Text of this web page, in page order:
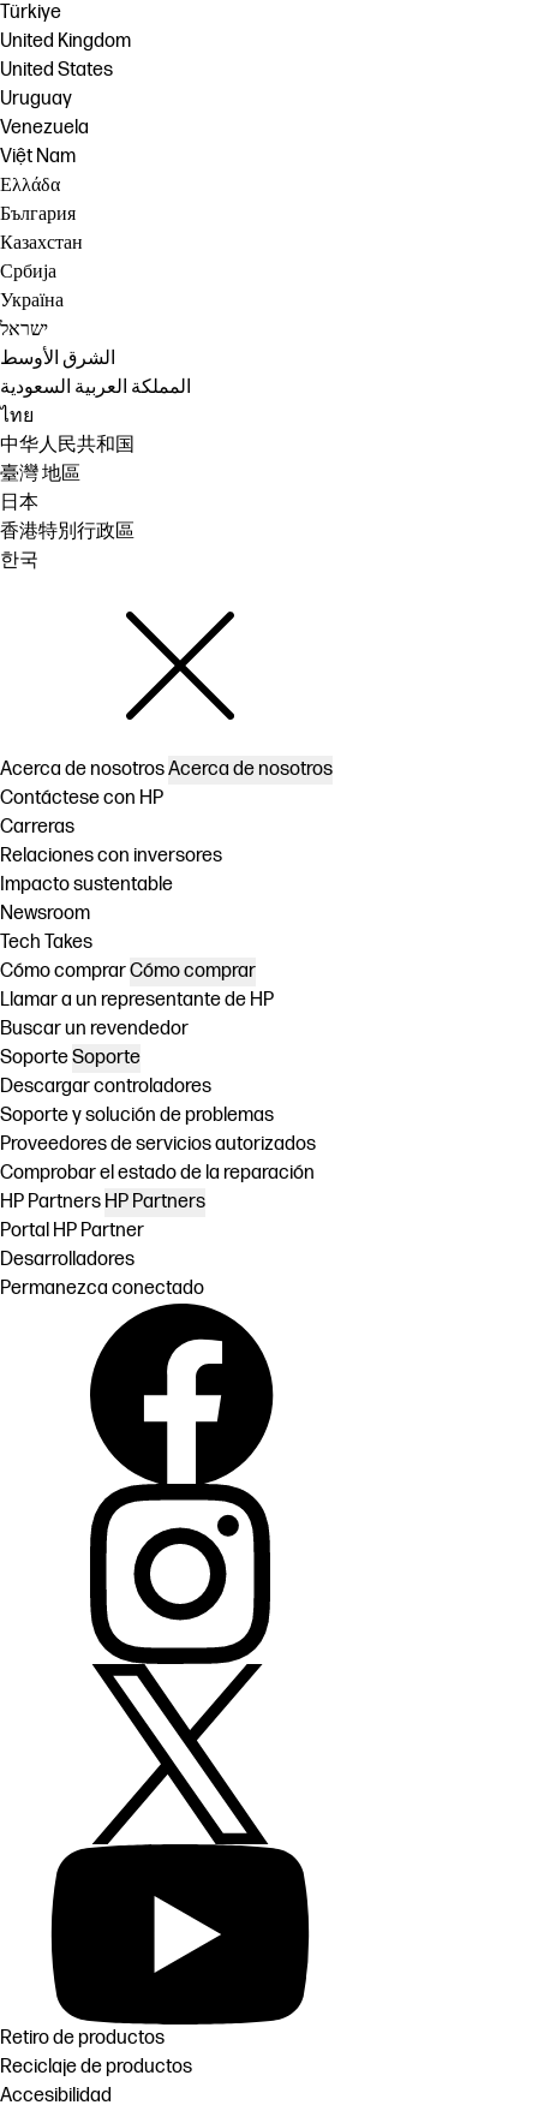
Türkiye
United Kingdom
United States
Uruguay
Venezuela
Việt Nam
Ελλάδα
България
Казахстан
Србија
Україна
ישראל
الشرق الأوسط
المملكة العربية السعودية
ไทย
中华人民共和国
臺灣 地區
日本
香港特別行政區
한국
Acerca de nosotrosAcerca de nosotros
Contáctese con HP
Carreras
Relaciones con inversores
Impacto sustentable
Newsroom
Tech Takes
Cómo comprarCómo comprar
Llamar a un representante de HP
Buscar un revendedor
SoporteSoporte
Descargar controladores
Soporte y solución de problemas
Proveedores de servicios autorizados
Comprobar el estado de la reparación
HP Partners HP Partners
Portal HP Partner
Desarrolladores
Permanezca conectado
Retiro de productos
Reciclaje de productos
Accesibilidad